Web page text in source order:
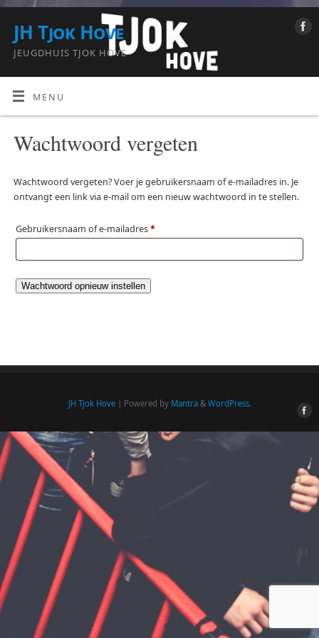
JH Tjok Hove
JEUGDHUIS TJOK HOVE
MENU
Wachtwoord vergeten
Wachtwoord vergeten? Voer je gebruikersnaam of e-mailadres in. Je
ontvangt een link via e-mail om een nieuw wachtwoord in te stellen.
Gebruikersnaam of e-mailadres*
Wachtwoord opnieuw instellen
JH Tjok Hove| Powered by Mantra& WordPress.